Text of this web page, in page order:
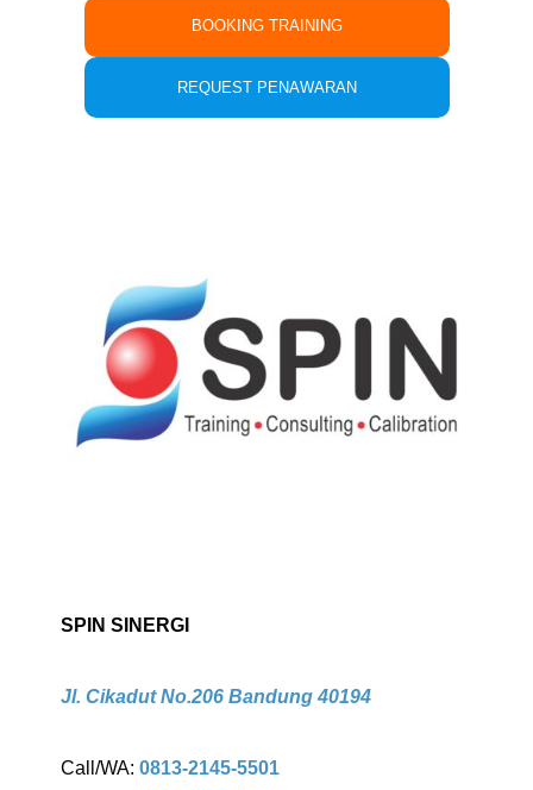
BOOKING TRAINING
REQUEST PENAWARAN
SPIN SINERGI
Jl. Cikadut No.206 Bandung 40194
Call/WA: 0813-2145-5501